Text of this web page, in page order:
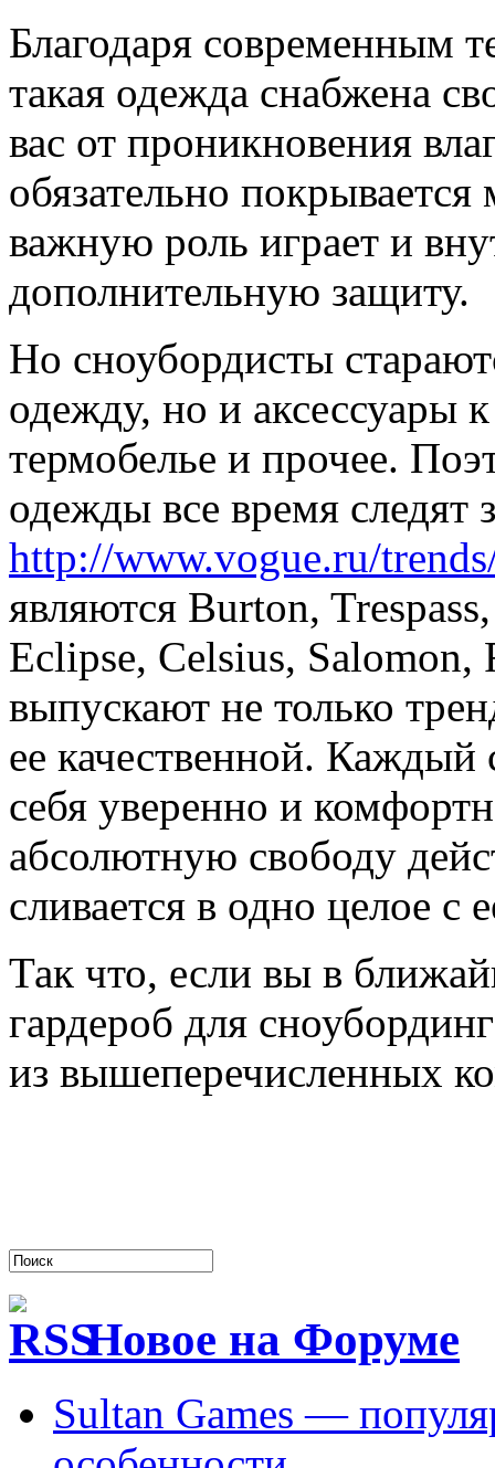
Благодаря современным
такая одежда снабжена
вас от проникновения
обязательно
важную роль играет и
дополнительную защиту.
Но сноубордисты
одежду, но и аксессуары
термобелье и прочее.
одежды все время
http://www.vogue.ru/
являются Burton,
Eclipse, Celsius,
выпускают не только
ее качественной. Каждый
себя уверенно и
абсолютную свободу
сливается в одно целое с
Так что, если вы в
гардероб для
из вышеперечисленных
Новое на Форуме
Sultan Games —